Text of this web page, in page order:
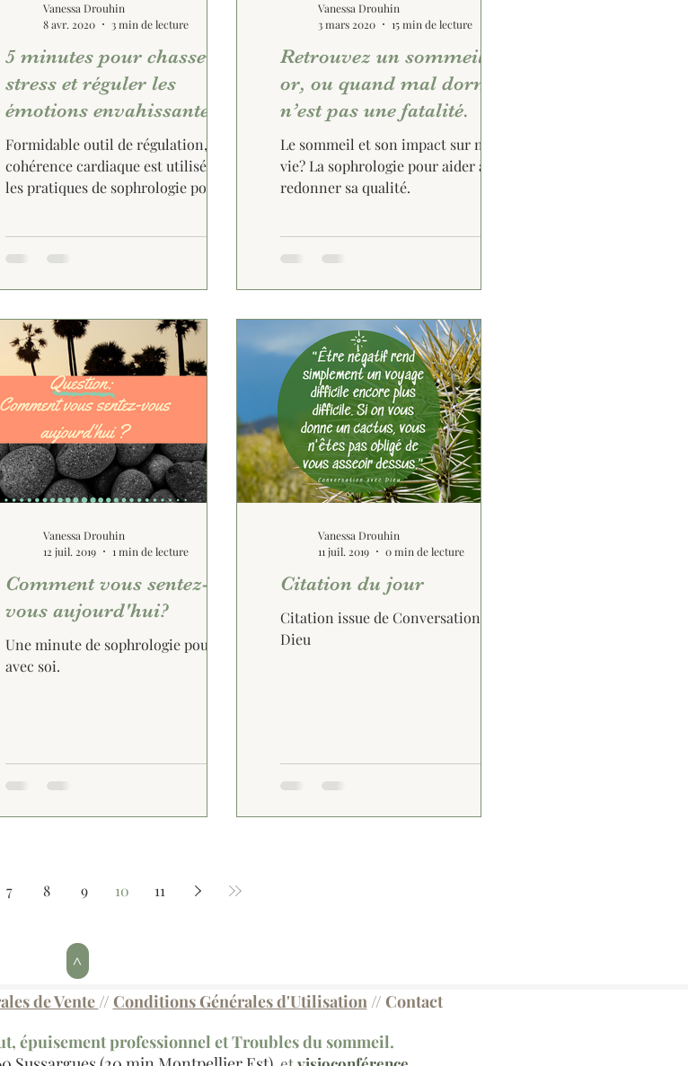
5 minutes pour chasser le
stress et réguler les
émotions envahissantes: la
cohérence cardiaque.
Formidable outil de régulation, la
cohérence cardiaque est utilisée dans
les pratiques de sophrologie pour
Vanessa Drouhin
8 avr. 2020
3 min de lecture
Retrouvez un sommeil en
or, ou quand mal dormir
n’est pas une fatalité.
Le sommeil et son impact sur notre
vie? La sophrologie pour aider à lui
redonner sa qualité.
Vanessa Drouhin
3 mars 2020
15 min de lecture
Comment vous sentez-
vous aujourd'hui?
Une minute de sophrologie pour être
avec soi.
Vanessa Drouhin
12 juil. 2019
1 min de lecture
Citation du jour
Citation issue de Conversation avec
Dieu
Vanessa Drouhin
11 juil. 2019
0 min de lecture
7 8 9 10 11
>
de Vente // Conditions Générales d'Utilisation // Contact
épuisement professionnel et Troubles du sommeil.